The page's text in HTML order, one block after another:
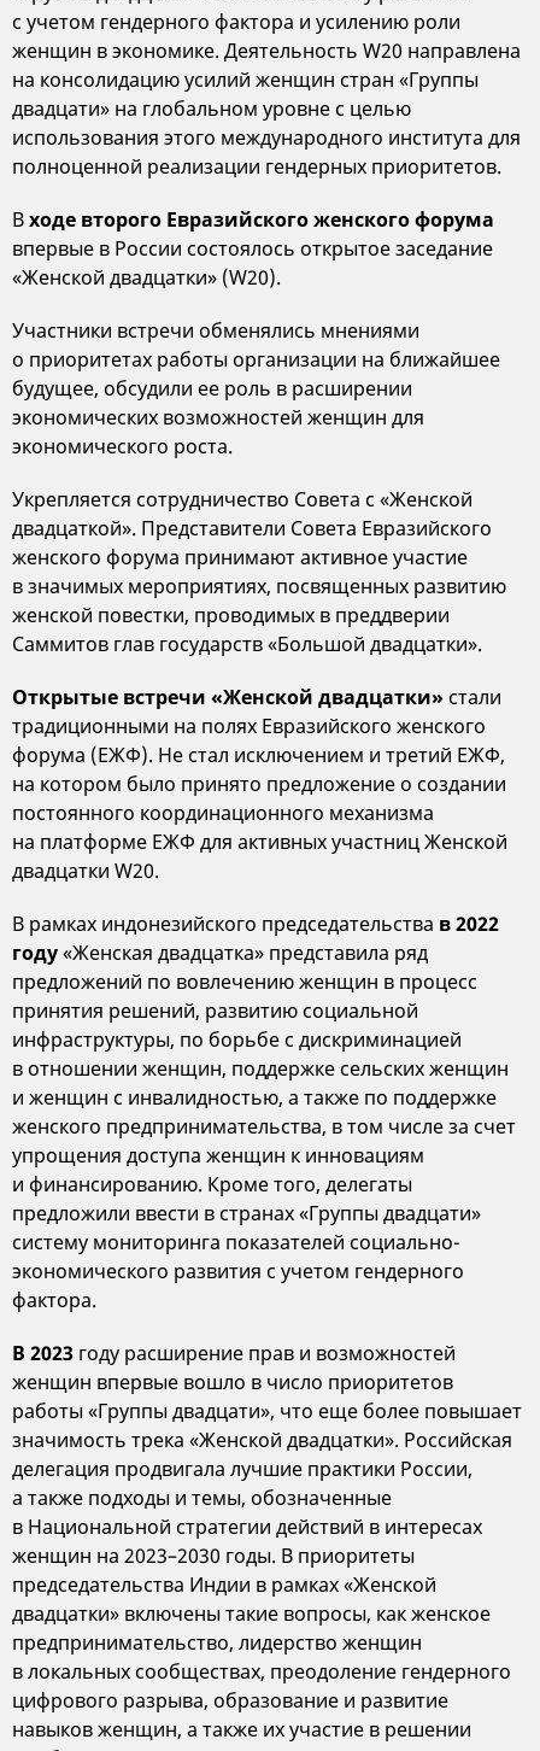
с учетом гендерного фактора и усилению роли
женщин в экономике. Деятельность W20 направлена
на консолидацию усилий женщин стран «Группы
двадцати» на глобальном уровне с целью
использования этого международного института для
полноценной реализации гендерных приоритетов.
Входе второго Евразийского женского форума
впервые в России состоялось открытое заседание
«Женской двадцатки» (W20).
Участники встречи обменялись мнениями
о приоритетах работы организации на ближайшее
будущее, обсудили ее роль в расширении
экономических возможностей женщин для
экономического роста.
Укрепляется сотрудничество Совета с «Женской
двадцаткой». Представители Совета Евразийского
женского форума принимают активное участие
в значимых мероприятиях, посвященных развитию
женской повестки, проводимых в преддверии
Саммитов глав государств «Большой двадцатки».
Открытые встречи «Женской двадцатки» стали
традиционными на полях Евразийского женского
форума (ЕЖФ). Не стал исключением и третий ЕЖФ,
на котором было принято предложение о создании
постоянного координационного механизма
на платформе ЕЖФ для активных участниц Женской
двадцатки W20.
В рамках индонезийского председательства в 2022
году«Женская двадцатка» представила ряд
предложений по вовлечению женщин в процесс
принятия решений, развитию социальной
инфраструктуры, по борьбе с дискриминацией
в отношении женщин, поддержке сельских женщин
и женщин с инвалидностью, а также по поддержке
женского предпринимательства, в том числе за счет
упрощения доступа женщин к инновациям
и финансированию. Кроме того, делегаты
предложили ввести в странах «Группы двадцати»
систему мониторинга показателей социально-
экономического развития с учетом гендерного
фактора.
В 2023 году расширение прав и возможностей
женщин впервые вошло в число приоритетов
работы «Группы двадцати», что еще более повышает
значимость трека «Женской двадцатки». Российская
делегация продвигала лучшие практики России,
а также подходы и темы, обозначенные
в Национальной стратегии действий в интересах
женщин на 2023–2030 годы. В приоритеты
председательства Индии в рамках «Женской
двадцатки» включены такие вопросы, как женское
предпринимательство, лидерство женщин
в локальных сообществах, преодоление гендерного
цифрового разрыва, образование и развитие
навыков женщин, а также их участие в решении